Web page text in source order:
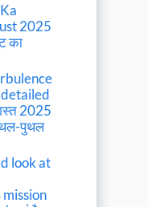
2025
का
2025
पुथल
look at